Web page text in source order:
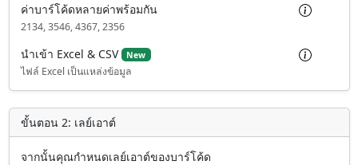
i
d
ค่าบาร์โค้ดหลายค่าพร้อมกัน
2134, 3546, 4367, 2356
นำเข้า Excel & CSV New
ไฟล์ Excel เป็นแหล่งข้อมูล
ขั้นตอน 2: เลย์เอาต์
จากนั้นคุณกำหนดเลย์เอาต์ของบาร์โค้ด